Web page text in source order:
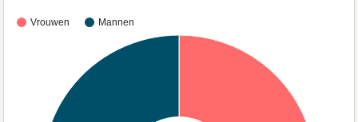
Vrouwen Mannen